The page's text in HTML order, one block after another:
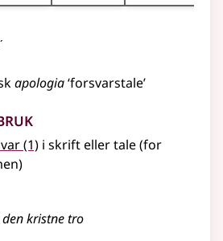
apologia‘forsvarstale’
(1) i skrift eller tale (for
kristne tro